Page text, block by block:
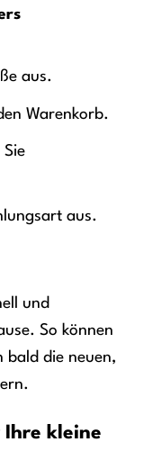
aus.
Warenkorb.
Sie
aus.
und
So können
bald die neuen,
kleine